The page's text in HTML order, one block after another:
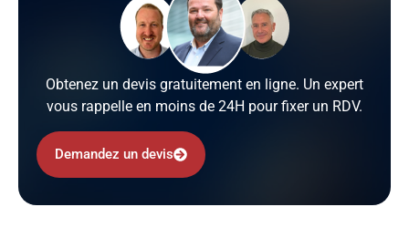
Obtenez un devis gratuitement en ligne. Un expert
vous rappelle en moins de 24H pour fixer un RDV.
Demandez un devis